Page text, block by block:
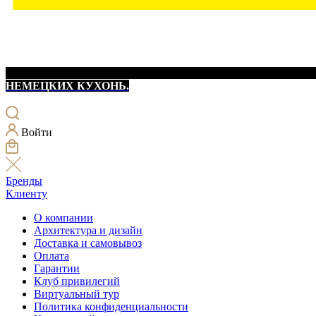
НЕМЕЦКИХ КУХОНЬ.
Войти
Бренды
Клиенту
О компании
Архитектура и дизайн
Доставка и самовывоз
Оплата
Гарантии
Клуб привилегий
Виртуальный тур
Политика конфиденциальности